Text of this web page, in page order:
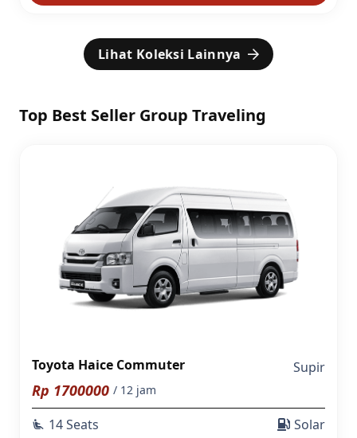
Lihat Koleksi Lainnya
Top Best Seller Group Traveling
Toyota Haice Commuter Supir
Rp 1700000 / 12 jam
airline_seat_recline_extra 14 Seats
Solar